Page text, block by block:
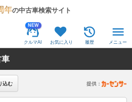
年の中古車検索サイト
NEW
クルマAI お気に入り 履歴 メニュー
車
込む 提供：